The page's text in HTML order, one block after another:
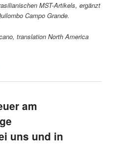
MST-Artikels, ergänzt
Campo Grande.
translation North America
am
uns und in